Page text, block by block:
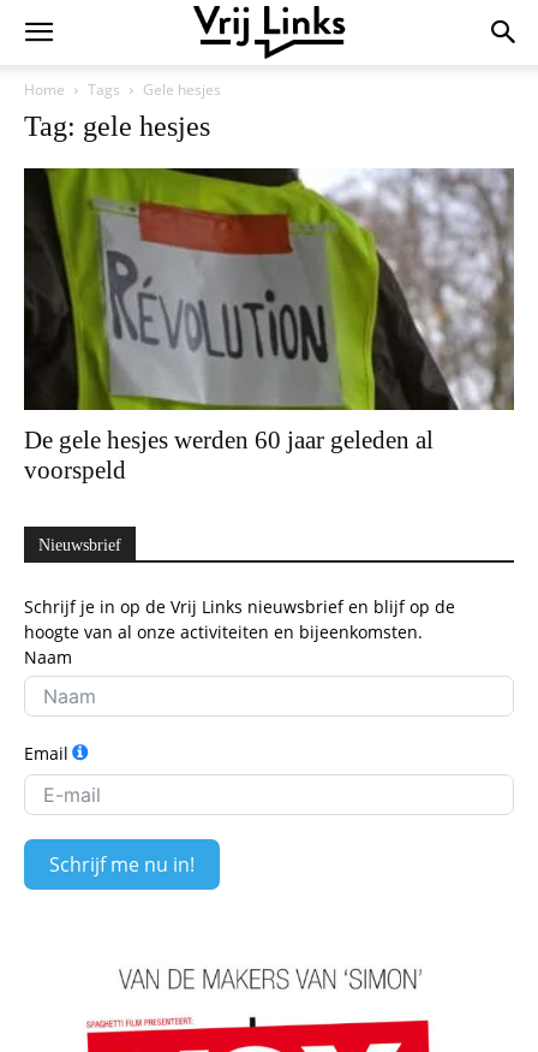
Home Tags Gele hesjes
Tag: gele hesjes
De gele hesjes werden 60 jaar geleden al
voorspeld
Nieuwsbrief
Schrijf je in op de Vrij Links nieuwsbrief en blijf op de
hoogte van al onze activiteiten en bijeenkomsten.
Naam
Email
Schrijf me nu in!